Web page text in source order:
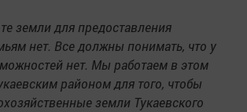
земли для предоставления
нет. Все должны понимать, что у
нет. Мы работаем в этом
районом для того, чтобы
земли Тукаевского